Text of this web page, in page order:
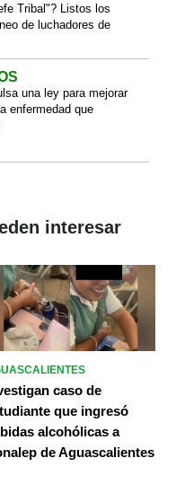
Tribal"? Listos los
de luchadores de
una ley para mejorar
enfermedad que
interesar
caso de
que ingresó
alcohólicas a
de Aguascalientes